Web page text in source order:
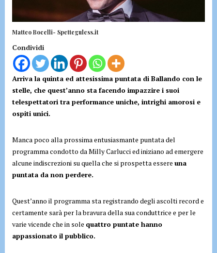
Matteo Bocelli- Spetteguless.it
Condividi
Arriva la quinta ed attesissima puntata di Ballando con le
stelle, che quest’anno sta facendo impazzire i suoi
telespettatori tra performance uniche, intrighi amorosi e
ospiti unici.
Manca poco alla prossima entusiasmante puntata del
programma condotto da Milly Carlucci ed iniziano ad emergere
alcune indiscrezioni su quella che si prospetta essere una
puntata da non perdere.
Quest’anno il programma sta registrando degli ascolti record e
certamente sarà per la bravura della sua conduttrice e per le
varie vicende che in sole quattro puntate hanno
appassionato il pubblico.